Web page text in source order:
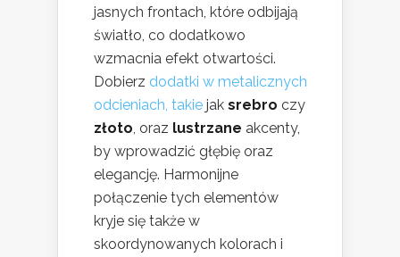
jasnych frontach, które odbijają
światło, co dodatkowo
wzmacnia efekt otwartości.
Dobierz dodatki w metalicznych
odcieniach, takie jak srebro czy
złoto, oraz lustrzane akcenty,
by wprowadzić głębię oraz
elegancję. Harmonijne
połączenie tych elementów
kryje się także w
skoordynowanych kolorach i